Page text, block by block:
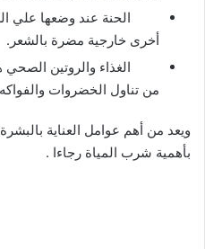
الحنة عند وضعها علي
أخرى خارجية مضرة بالشعر.
الغذاء والروتين الصحي
من تناول الخضروات
ويعد من أهم عوامل العناية
بأهمية شرب المياة رجاءا .